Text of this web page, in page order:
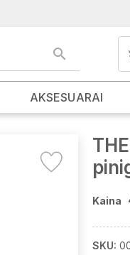
AKSESUARAI
Kaina
SKU: